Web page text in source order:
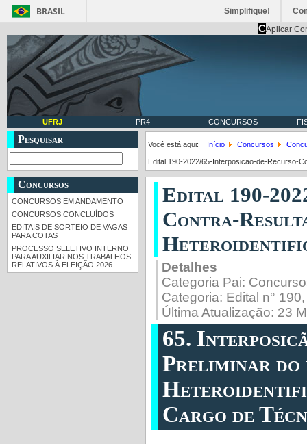
BRASIL Simplifique!
CAplicar
UFRJ PR4 CONCURSOS
Pesquisar
Concursos
CONCURSOS EM ANDAMENTO
CONCURSOS CONCLUÍDOS
EDITAIS DE SORTEIO DE VAGAS
PARA COTAS
PROCESSO SELETIVO INTERNO
PARA AUXILIAR NOS TRABALHOS
RELATIVOS À ELEIÇÃO 2026
Você está aqui: Início Concursos
Edital 190-2022/65-Interposicao-de-Recurso-
Edital 190-
Contra-
Detalhes
Categoria Pai:
Categoria: Edital n°
Última Atualização: 23
65.
Preliminar do
Cargo de